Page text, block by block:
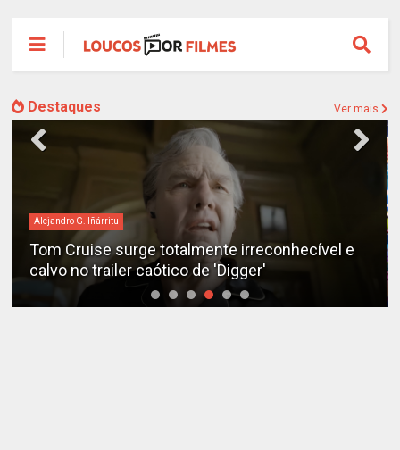
Destaques Ver mais
Alejandro G. Iñárritu
Tom Cruise surge totalmente irreconhecível e
calvo no trailer caótico de 'Digger'